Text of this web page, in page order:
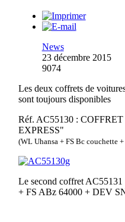
News
23 décembre 2015
9074
Les deux coffrets de
sont toujours disponibles
Réf. AC55130 :
EXPRESS"
(WL Uhansa + FS Bc couchette
Le second coffret
+ FS ABz 64000 + DEV